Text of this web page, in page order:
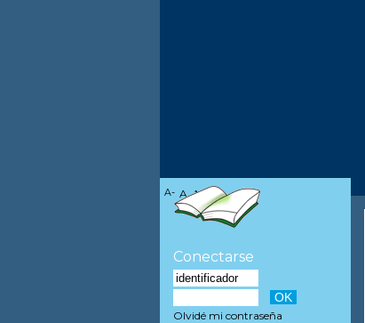
A- A A+
Conectarse
Olvidé mi contraseña